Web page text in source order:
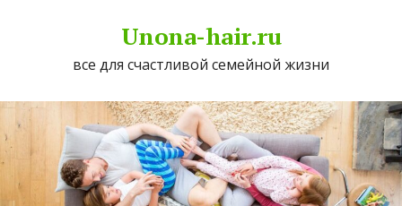
Unona-hair.ru
все для счастливой семейной жизни